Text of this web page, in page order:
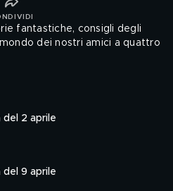
fantastiche, consigli degli
dei nostri amici a quattro
del 2 aprile
del 9 aprile